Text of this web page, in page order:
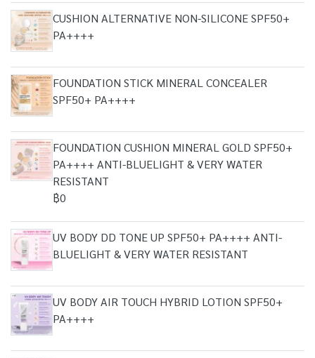
CUSHION ALTERNATIVE NON-SILICONE SPF50+
PA++++
FOUNDATION STICK MINERAL CONCEALER
SPF50+ PA++++
FOUNDATION CUSHION MINERAL GOLD SPF50+
PA++++ ANTI-BLUELIGHT & VERY WATER
RESISTANT
฿0
UV BODY DD TONE UP SPF50+ PA++++ ANTI-
BLUELIGHT & VERY WATER RESISTANT
UV BODY AIR TOUCH HYBRID LOTION SPF50+
PA++++